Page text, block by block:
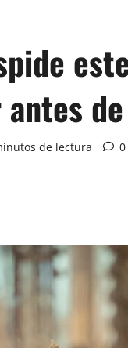
de lectura 0